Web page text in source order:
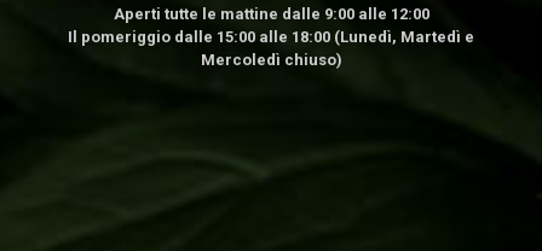
Aperti tutte le mattine dalle 9:00 alle 12:00
Il pomeriggio dalle 15:00 alle 18:00 (Lunedì, Martedì e
Mercoledì chiuso)